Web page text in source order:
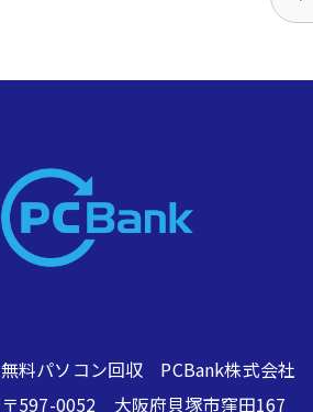
無料パソコン回収 PCBank株式会社
〒597-0052 大阪府貝塚市窪田